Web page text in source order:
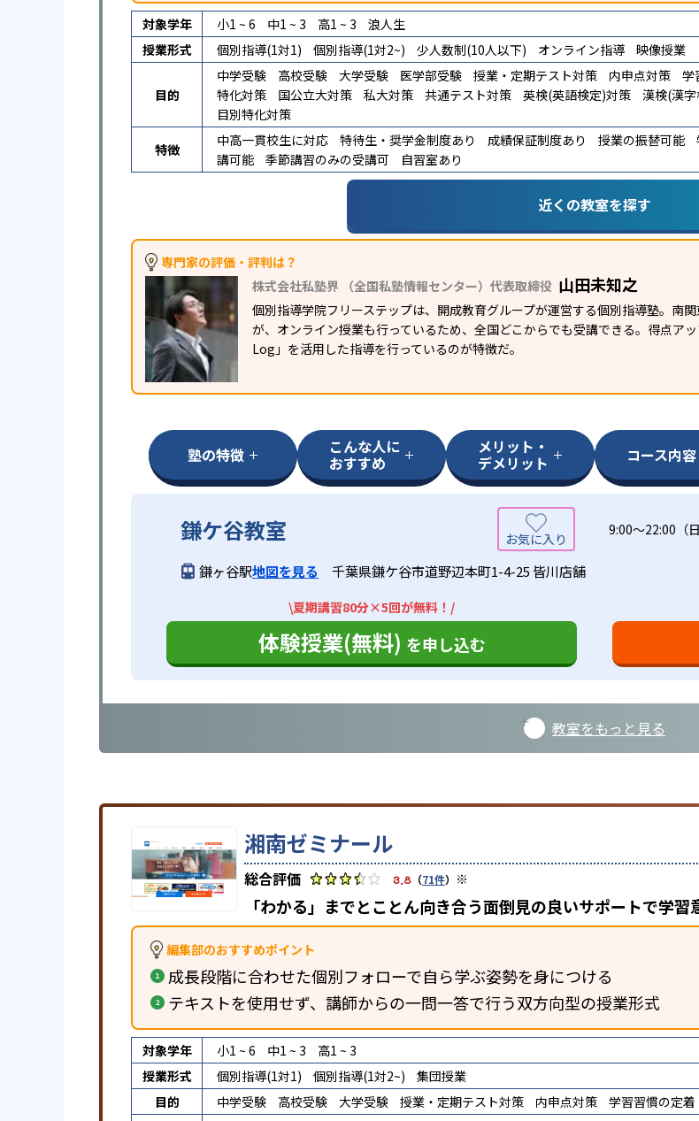
対象学年 小1 ~ 6 中1 ~ 3 高1 ~ 3
浪人生
授業形式
個別指導(1対1) 個別指導(1対2~) 少人数制(10人以下) オンライン指導 映像授業
目的
中学受験 高校受験 大学受験 医学部受験 授業・定期テスト対策 内申点対策 学
特化対策
国公立大対策 私大対策 共通テスト対策 英検(英語検定)対策 漢検(漢
目別特化対策
特徴
中高一貫校生に対応 特待生・奨学金制度あり 成績保証制度あり 授業の振替可能
講可能
季節講習のみの受講可 自習室あり
近くの教室を探す
専門家の評価・評判は？
株式会社私塾界 （全国私塾情報センター）代表取締役 山田未知之
個別指導学院フリーステップは、開成教育グループが運営する個別指導塾。南
が、オンライン授業も行っているため、全国どこからでも受講できる。得点ア
Log」を活用した指導を行っているのが特徴だ。
塾の特徴 こんな人に
おすすめ
メリット・
デメリット コース内容
鎌ケ谷教室 9:00～22:00（
鎌ヶ谷駅地図を見る 千葉県鎌ケ谷市道野辺本町1-4-25 皆川店舗
\夏期講習80分×5回が無料！/
体験授業(無料) を申し込む
教室をもっと見る
湘南ゼミナール
3.8 （71件） ※
「わかる」までとことん向き合う面倒見の良いサポートで学習
編集部のおすすめポイント
成長段階に合わせた個別フォローで自ら学ぶ姿勢を身につける
テキストを使用せず、講師からの一問一答で行う双方向型の授業形式
対象学年 小1 ~ 6 中1 ~ 3
高1 ~ 3
授業形式
個別指導(1対1) 個別指導(1対2~)
集団授業
目的
中学受験 高校受験 大学受験 授業・定期テスト対策 内申点対策 学習習慣の定着